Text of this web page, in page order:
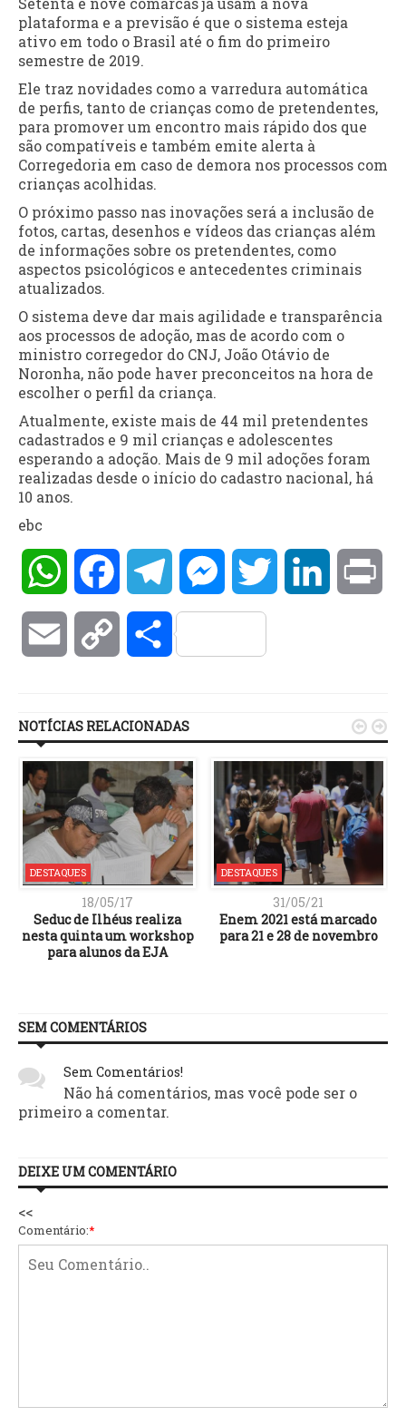
plataforma e a previsão é que o sistema esteja
ativo em todo o Brasil até o fim do primeiro
semestre de 2019.
Ele traz novidades como a varredura automática
de perfis, tanto de crianças como de pretendentes,
para promover um encontro mais rápido dos que
são compatíveis e também emite alerta à
Corregedoria em caso de demora nos processos com
crianças acolhidas.
O próximo passo nas inovações será a inclusão de
fotos, cartas, desenhos e vídeos das crianças além
de informações sobre os pretendentes, como
aspectos psicológicos e antecedentes criminais
atualizados.
O sistema deve dar mais agilidade e transparência
aos processos de adoção, mas de acordo com o
ministro corregedor do CNJ, João Otávio de
Noronha, não pode haver preconceitos na hora de
escolher o perfil da criança.
Atualmente, existe mais de 44 mil pretendentes
cadastrados e 9 mil crianças e adolescentes
esperando a adoção. Mais de 9 mil adoções foram
realizadas desde o início do cadastro nacional, há
10 anos.
ebc
WhatsAppFacebookTelegramMessengerTwitter LinkedIn
Email Copy Compartilhar
NOTÍCIAS RELACIONADAS
DESTAQUES
18/05/17
Seduc de Ilhéus realiza
nesta quinta um workshop
para alunos da EJA
DESTAQUES
31/05/21
Enem 2021 está marcado
para 21 e 28 de novembro
 
SEM COMENTÁRIOS
Sem Comentários!
Não há comentários, mas você pode ser o
primeiro a comentar.
DEIXE UM COMENTÁRIO
<<
Comentário:*